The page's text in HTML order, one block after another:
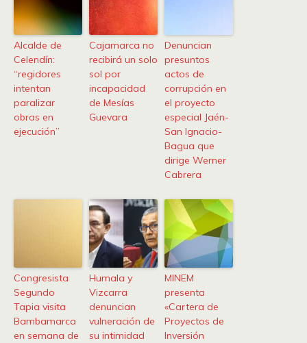
Alcalde de
Celendín:
“regidores
intentan
paralizar
obras en
ejecución”
Cajamarca no
recibirá un solo
sol por
incapacidad
de Mesías
Guevara
Denuncian
presuntos
actos de
corrupción en
el proyecto
especial Jaén-
San Ignacio-
Bagua que
dirige Werner
Cabrera
Congresista
Segundo
Tapia visita
Bambamarca
en semana de
Humala y
Vizcarra
denuncian
vulneración de
su intimidad
MINEM
presenta
«Cartera de
Proyectos de
Inversión